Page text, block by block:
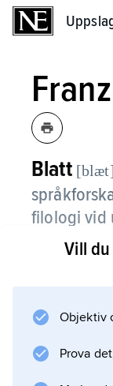
Blatt
filologi vid
72,
. I hans
(1940).
Vill
Objektiv
Prova